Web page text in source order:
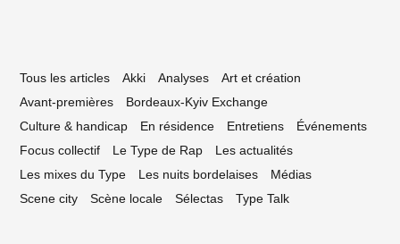
Tous les articles Akki Analyses
Art et création
Avant-premières
Bordeaux-Kyiv Exchange
Culture & handicap
En résidence Entretiens
Événements
Focus collectif
Le Type de Rap
Les actualités
Les mixes du Type
Les nuits bordelaises
Médias
Scene city
Scène locale Sélectas Type Talk